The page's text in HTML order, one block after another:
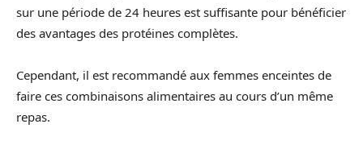
sur une période de 24 heures est suffisante pour bénéficier
des avantages des protéines complètes.
Cependant, il est recommandé aux femmes enceintes de
faire ces combinaisons alimentaires au cours d’un même
repas.